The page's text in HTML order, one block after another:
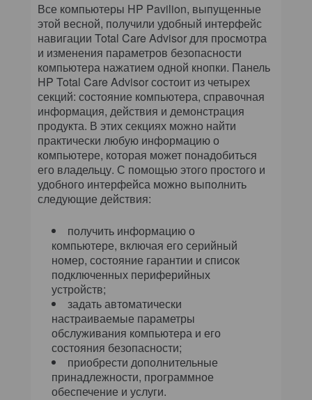
Все компьютеры HP Pavilion, выпущенные
этой весной, получили удобный интерфейс
навигации Total Care Advisor для просмотра
и изменения параметров безопасности
компьютера нажатием одной кнопки. Панель
HP Total Care Advisor состоит из четырех
секций: состояние компьютера, справочная
информация, действия и демонстрация
продукта. В этих секциях можно найти
практически любую информацию о
компьютере, которая может понадобиться
его владельцу. С помощью этого простого и
удобного интерфейса можно выполнить
следующие действия:
получить информацию о
компьютере, включая его серийный
номер, состояние гарантии и список
подключенных периферийных
устройств;
задать автоматически
настраиваемые параметры
обслуживания компьютера и его
состояния безопасности;
приобрести дополнительные
принадлежности, программное
обеспечение и услуги.